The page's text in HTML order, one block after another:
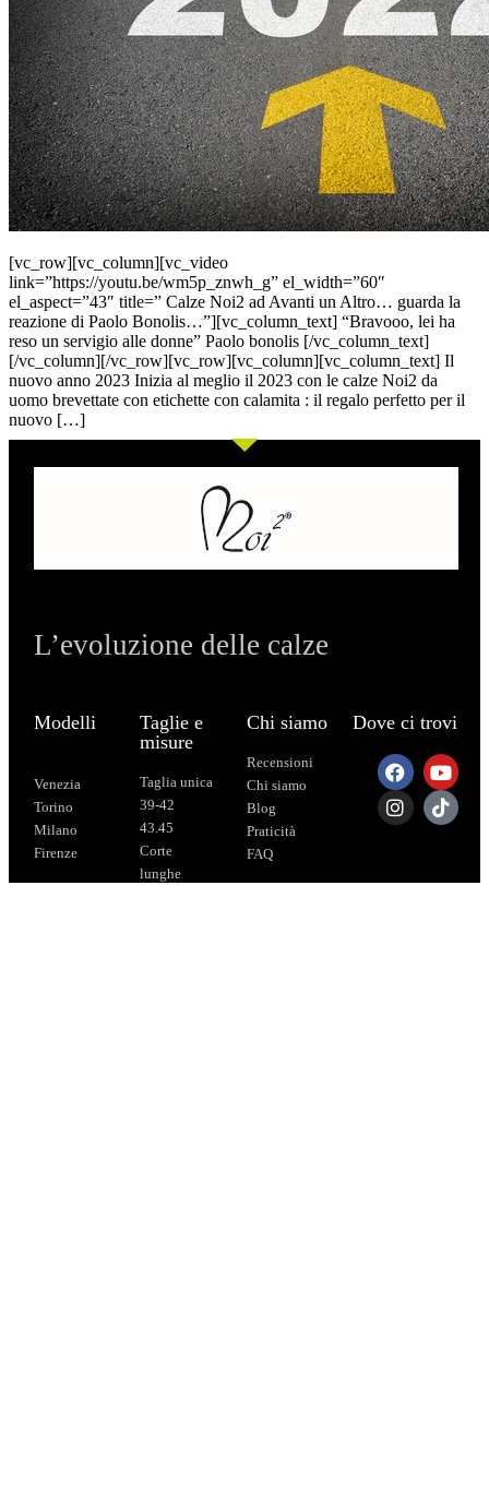
[vc_row][vc_column][vc_video
link=”https://youtu.be/wm5p_znwh_g” el_width=”60″
el_aspect=”43″ title=” Calze Noi2 ad Avanti un Altro… guarda la
reazione di Paolo Bonolis…”][vc_column_text] “Bravooo, lei ha
reso un servigio alle donne” Paolo bonolis [/vc_column_text]
[/vc_column][/vc_row][vc_row][vc_column][vc_column_text] Il
nuovo anno 2023 Inizia al meglio il 2023 con le calze Noi2 da
uomo brevettate con etichette con calamita : il regalo perfetto per il
nuovo […]
L’evoluzione delle calze
Modelli
Venezia
Torino
Milano
Firenze
Taglie e
misure
Taglia unica
39-42
43.45
Corte
lunghe
Chi siamo
Recensioni
Chi siamo
Blog
Praticità
FAQ
Dove ci trovi